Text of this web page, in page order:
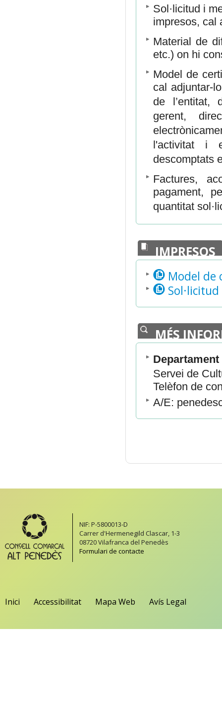
Sol·licitud i
impresos, cal
Material de
etc.) on hi
Model de
cal adjuntar-
de l’entitat,
gerent,
l'activitat i
descomptats
Factures,
pagament,
quantitat
IMPRESOS
Model de
MÉS
Servei de
Telèfon de
A/E:
NIF: P-5800013-D
Carrer d'Hermenegild Clascar, 1-3
08720 Vilafranca del Penedès
Formulari de contacte
Inici Accessibilitat Mapa Web Avís Legal